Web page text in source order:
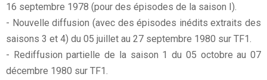
16 septembre 1978 (pour des épisodes de la saison I).
- Nouvelle diffusion (avec des épisodes inédits extraits des
saisons 3 et 4) du 05 juillet au 27 septembre 1980 sur TF1.
- Rediffusion partielle de la saison 1 du 05 octobre au 07
décembre 1980 sur TF1.